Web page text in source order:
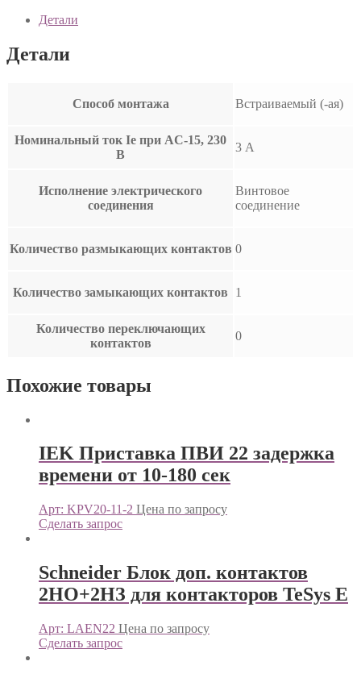
Детали
Детали
Способ монтажа Встраиваемый (-ая)
Номинальный ток Ie при AC-15, 230
В
3 А
Исполнение электрического
соединения
Винтовое
соединение
Количество размыкающих контактов 0
Количество замыкающих контактов 1
Количество переключающих
контактов
0
Похожие товары
IEK Приставка ПВИ 22 задержка
времени от 10-180 сек
Арт: KPV20-11-2 Цена по запросу
Сделать запрос
Schneider Блок доп. контактов
2НО+2НЗ для контакторов TeSys E
Арт: LAEN22 Цена по запросу
Сделать запрос